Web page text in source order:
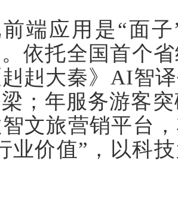
端应用是“面
依托全国首个
赳大秦》AI智
；年服务游客
文旅营销平台
业价值”，以科